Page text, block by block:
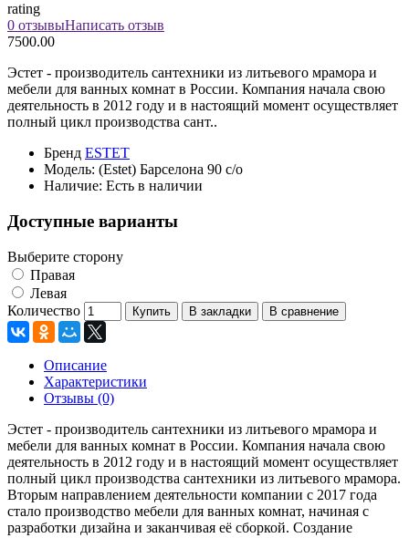
rating
0 отзывыНаписать отзыв
7500.00
Эстет - производитель сантехники из литьевого мрамора и
мебели для ванных комнат в России. Компания начала свою
деятельность в 2012 году и в настоящий момент осуществляет
полный цикл производства сант..
Бренд ESTET
Модель: (Estet) Барселона 90 с/о
Наличие: Есть в наличии
Доступные варианты
Выберите сторону
Правая
Левая
Количество
Купить В закладки В сравнение
Описание
Характеристики
Отзывы (0)
Эстет - производитель сантехники из литьевого мрамора и
мебели для ванных комнат в России. Компания начала свою
деятельность в 2012 году и в настоящий момент осуществляет
полный цикл производства сантехники из литьевого мрамора.
Вторым направлением деятельности компании с 2017 года
стало производство мебели для ванных комнат, начиная с
разработки дизайна и заканчивая её сборкой. Создание